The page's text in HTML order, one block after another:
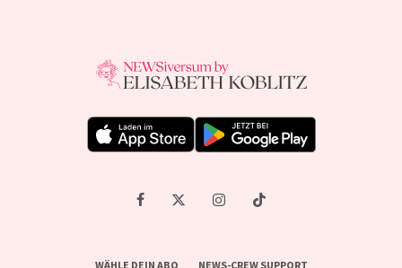
WÄHLE DEIN ABO NEWS-CREW SUPPORT